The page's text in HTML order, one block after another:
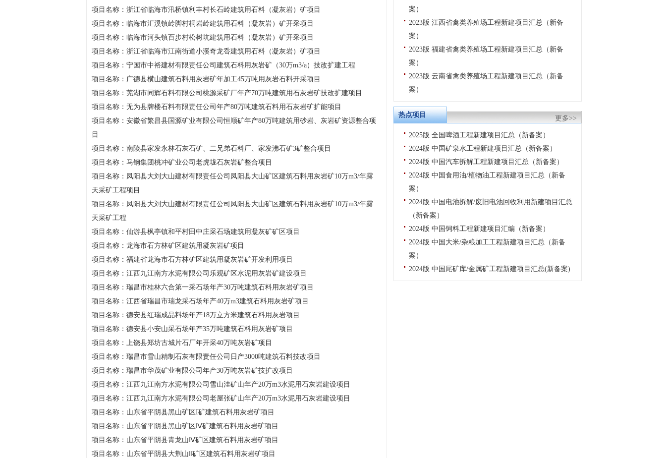
项目名称：浙江省临海市汛桥镇利丰村长石岭建筑用石料（凝灰岩）矿项目
项目名称：临海市汇溪镇岭脚村桐岩岭建筑用石料（凝灰岩）矿开采项目
项目名称：临海市河头镇百步村松树坑建筑用石料（凝灰岩）矿开采项目
项目名称：浙江省临海市江南街道小溪奇龙岙建筑用石料（凝灰岩）矿项目
项目名称：宁国市中裕建材有限责任公司建筑石料用灰岩矿（30万m3/a）技改扩建工程
项目名称：广德县横山建筑石料用灰岩矿年加工45万吨用灰岩石料开采项目
项目名称：芜湖市同辉石料有限公司桃源采矿厂年产70万吨建筑用石灰岩矿技改扩建项目
项目名称：无为县牌楼石料有限责任公司年产80万吨建筑石料用石灰岩矿扩能项目
项目名称：安徽省繁昌县国源矿业有限公司恒顺矿年产80万吨建筑用砂岩、灰岩矿资源整合项
目
项目名称：南陵县家发永林石灰石矿、二兄弟石料厂、家发沸石矿3矿整合项目
项目名称：马钢集团桃冲矿业公司老虎垅石灰岩矿整合项目
项目名称：凤阳县大刘大山建材有限责任公司凤阳县大山矿区建筑石料用灰岩矿10万m3/年露
天采矿工程项目
项目名称：凤阳县大刘大山建材有限责任公司凤阳县大山矿区建筑石料用灰岩矿10万m3/年露
天采矿工程
项目名称：仙游县枫亭镇和平村田中庄采石场建筑用凝灰矿矿区项目
项目名称：龙海市石方林矿区建筑用凝灰岩矿项目
项目名称：福建省龙海市石方林矿区建筑用凝灰岩矿开发利用项目
项目名称：江西九江南方水泥有限公司乐观矿区水泥用灰岩矿建设项目
项目名称：瑞昌市桂林六合第一采石场年产30万吨建筑石料用灰岩矿项目
项目名称：江西省瑞昌市瑞龙采石场年产40万m3建筑石料用灰岩矿项目
项目名称：德安县红瑞成品料场年产18万立方米建筑石料用灰岩项目
项目名称：德安县小安山采石场年产35万吨建筑石料用灰岩矿项目
项目名称：上饶县郑坊古城片石厂年开采40万吨灰岩矿项目
项目名称：瑞昌市雪山精制石灰有限责任公司日产3000吨建筑石料技改项目
项目名称：瑞昌市华茂矿业有限公司年产30万吨灰岩矿技扩改项目
项目名称：江西九江南方水泥有限公司雪山洼矿山年产20万m3水泥用石灰岩建设项目
项目名称：江西九江南方水泥有限公司老屋张矿山年产20万m3水泥用石灰岩建设项目
项目名称：山东省平阴县黑山矿区I矿建筑石料用灰岩矿项目
项目名称：山东省平阴县黑山矿区Ⅳ矿建筑石料用灰岩矿项目
项目名称：山东省平阴县青龙山Ⅳ矿区建筑石料用灰岩矿项目
项目名称：山东省平阴县大荆山Ⅱ矿区建筑石料用灰岩矿项目
案）
2023版 江西省禽类养殖场工程新建项目汇总（新备
案）
2023版 福建省禽类养殖场工程新建项目汇总（新备
案）
2023版 云南省禽类养殖场工程新建项目汇总（新备
案）
更多>>
热点项目
2025版 全国啤酒工程新建项目汇总（新备案）
2024版 中国矿泉水工程新建项目汇总（新备案）
2024版 中国汽车拆解工程新建项目汇总（新备案）
2024版 中国食用油/植物油工程新建项目汇总（新备
案）
2024版 中国电池拆解/废旧电池回收利用新建项目汇总
（新备案）
2024版 中国饲料工程新建项目汇编（新备案）
2024版 中国大米/杂粮加工工程新建项目汇总（新备
案）
2024版 中国尾矿库/金属矿工程新建项目汇总(新备案)